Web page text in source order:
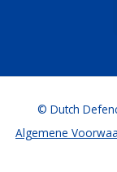
Algemene
© Dutch